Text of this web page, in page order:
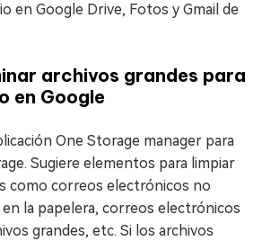
en Google Drive, Fotos y Gmail de
archivos grandes para
en Google
One Storage manager para
Sugiere elementos para limpiar
como correos electrónicos no
la papelera, correos electrónicos
grandes, etc. Si los archivos